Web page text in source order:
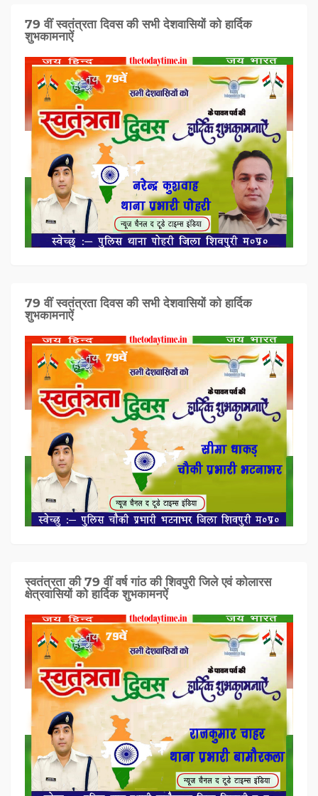
79 वीं स्वतंत्रता दिवस की सभी देशवासियों को हार्दिक
शुभकामनाऐं
79 वीं स्वतंत्रता दिवस की सभी देशवासियों को हार्दिक
शुभकामनाऐं
स्वतंत्रता की 79 वीं वर्ष गांठ की शिवपुरी जिले एवं कोलारस
क्षेत्रवासियों को हार्दिक शुभकामनऐं